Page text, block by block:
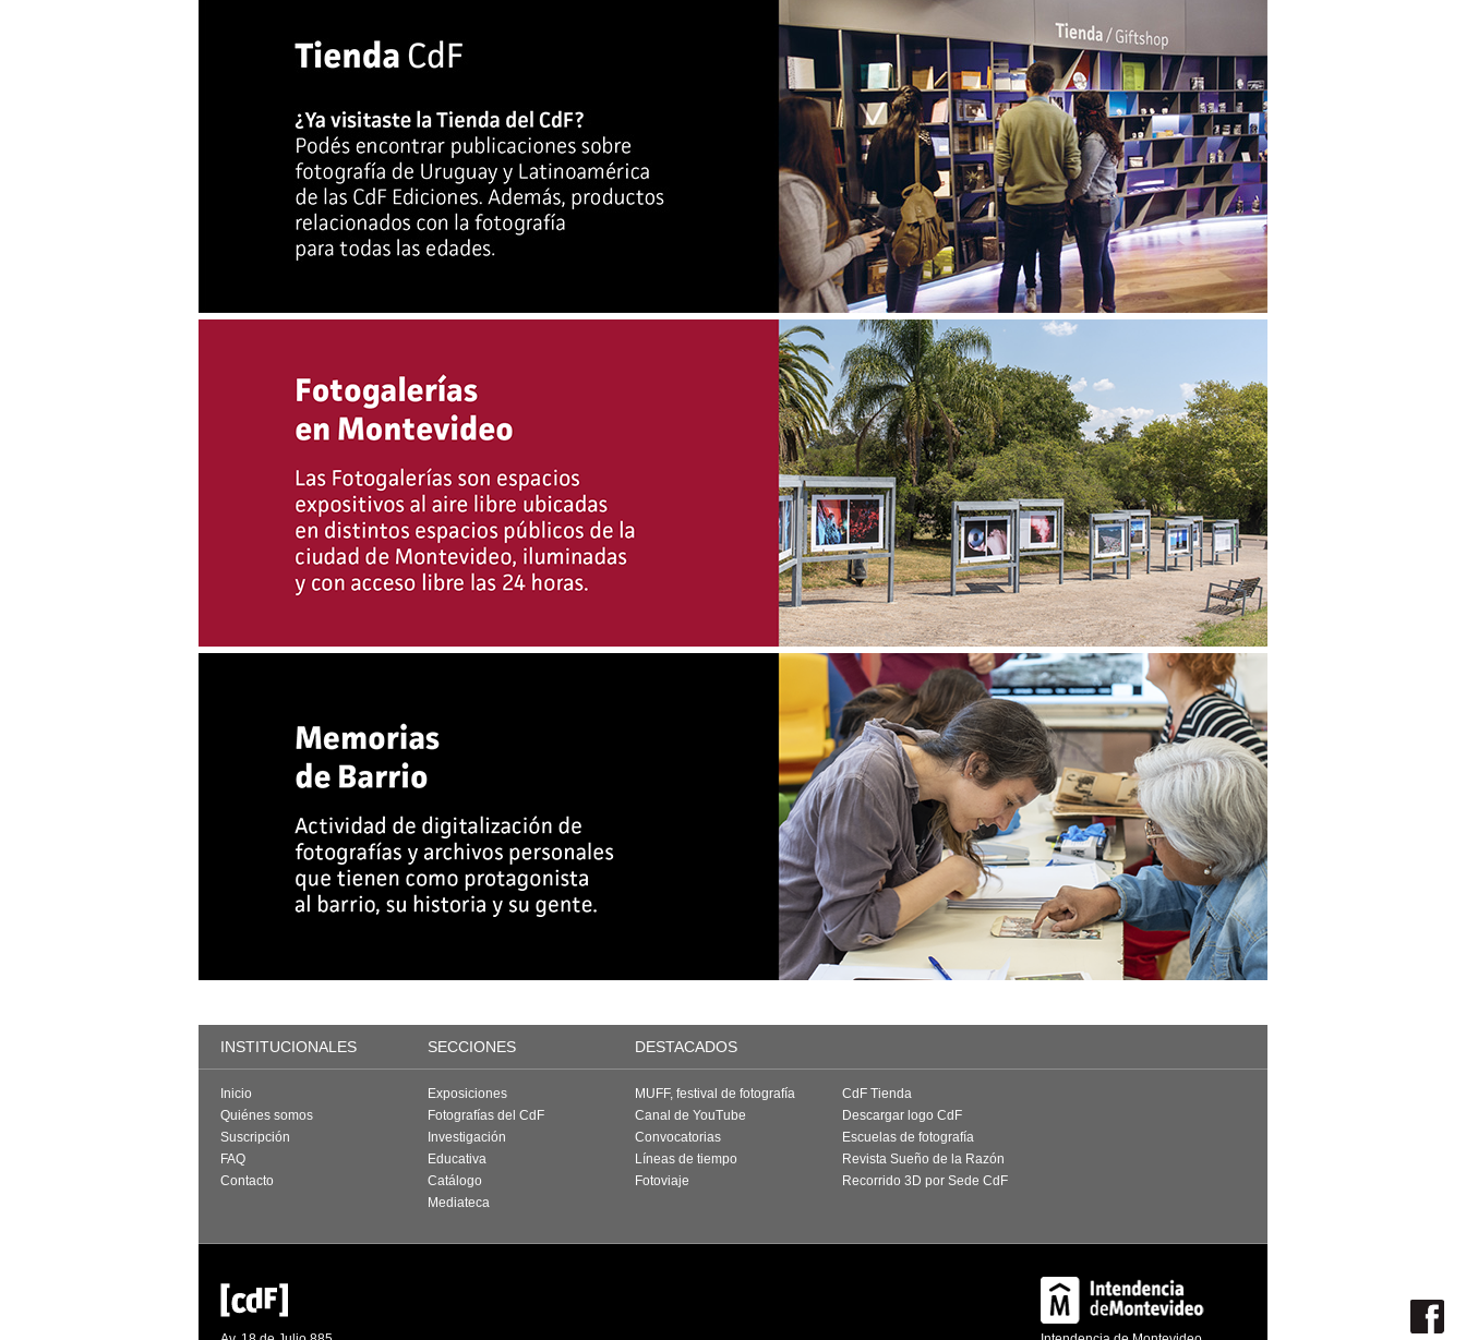
INSTITUCIONALES SECCIONES DESTACADOS
Inicio
Quiénes somos
Suscripción
FAQ
Contacto
Exposiciones
Fotografías del CdF
Investigación
Educativa
Catálogo
Mediateca
MUFF, festival de fotografía
Canal de YouTube
Convocatorias
Líneas de tiempo
Fotoviaje
CdF Tienda
Descargar logo CdF
Escuelas de fotografía
Revista Sueño de la Razón
Recorrido 3D por Sede CdF